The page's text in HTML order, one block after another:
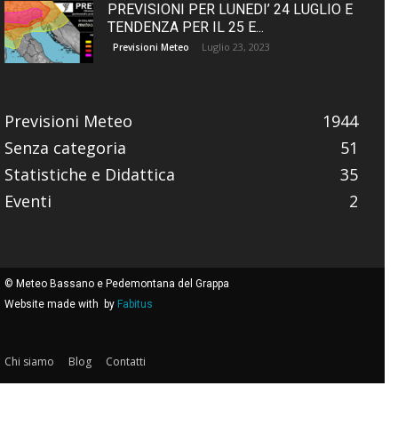
PREVISIONI PER LUNEDI’ 24 LUGLIO E
TENDENZA PER IL 25 E...
Previsioni Meteo Luglio 23, 2023
Previsioni Meteo
1944
Senza categoria
51
Statistiche e Didattica
35
Eventi
2
© Meteo Bassano e Pedemontana del Grappa
Website made with
by Fabitus
Chi siamo Blog Contatti